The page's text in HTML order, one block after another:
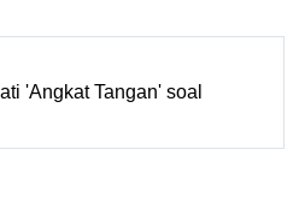
'Angkat Tangan' soal